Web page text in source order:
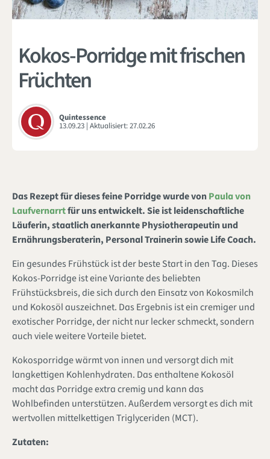
Kokos-Porridge mit frischen
Früchten
Quintessence
13.09.23 | Aktualisiert:27.02.26
Das Rezept für dieses feine Porridge wurde vonPaula von
Laufvernarrtfür uns entwickelt. Sie ist leidenschaftliche
Läuferin, staatlich anerkannte Physiotherapeutin und
Ernährungsberaterin, Personal Trainerin sowie Life Coach.
Ein gesundes Frühstück ist der beste Start in den Tag. Dieses
Kokos-Porridge ist eine Variante des beliebten
Frühstücksbreis, die sich durch den Einsatz von Kokosmilch
und Kokosöl auszeichnet. Das Ergebnis ist ein cremiger und
exotischer Porridge, der nicht nur lecker schmeckt, sondern
auch viele weitere Vorteile bietet.
Kokosporridge wärmt von innen und versorgt dich mit
langkettigen Kohlenhydraten. Das enthaltene Kokosöl
macht das Porridge extra cremig und kann das
Wohlbefinden unterstützen. Außerdem versorgt es dich mit
wertvollen mittelkettigen Triglyceriden (MCT).
Zutaten: